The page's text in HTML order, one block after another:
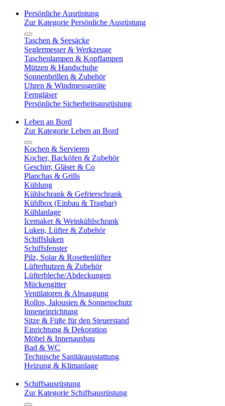
Persönliche Ausrüstung
Zur Kategorie Persönliche Ausrüstung
Taschen & Seesäcke
Seglermesser & Werkzeuge
Taschenlampen & Kopflampen
Mützen & Handschuhe
Sonnenbrillen & Zubehör
Uhren & Windmessgeräte
Ferngläser
Persönliche Sicherheitsausrüstung
Leben an Bord
Zur Kategorie Leben an Bord
Kochen & Servieren
Kocher, Backöfen & Zubehör
Geschirr, Gläser & Co
Planchas & Grills
Kühlung
Kühlschrank & Gefrierschrank
Kühlbox (Einbau & Tragbar)
Kühlanlage
Icemaker & Weinkühlschrank
Luken, Lüfter & Zubehör
Schiffsluken
Schiffsfenster
Pilz, Solar & Rosettenlüfter
Lüfterhutzen & Zubehör
Lüfterbleche/Abdeckungen
Mückengitter
Ventilatoren & Absaugung
Rollos, Jalousien & Sonnenschutz
Inneneinrichtung
Sitze & Füße für den Steuerstand
Einrichtung & Dekoration
Möbel & Innenausbau
Bad & WC
Technische Sanitärausstattung
Heizung & Klimanlage
Schiffsausrüstung
Zur Kategorie Schiffsausrüstung